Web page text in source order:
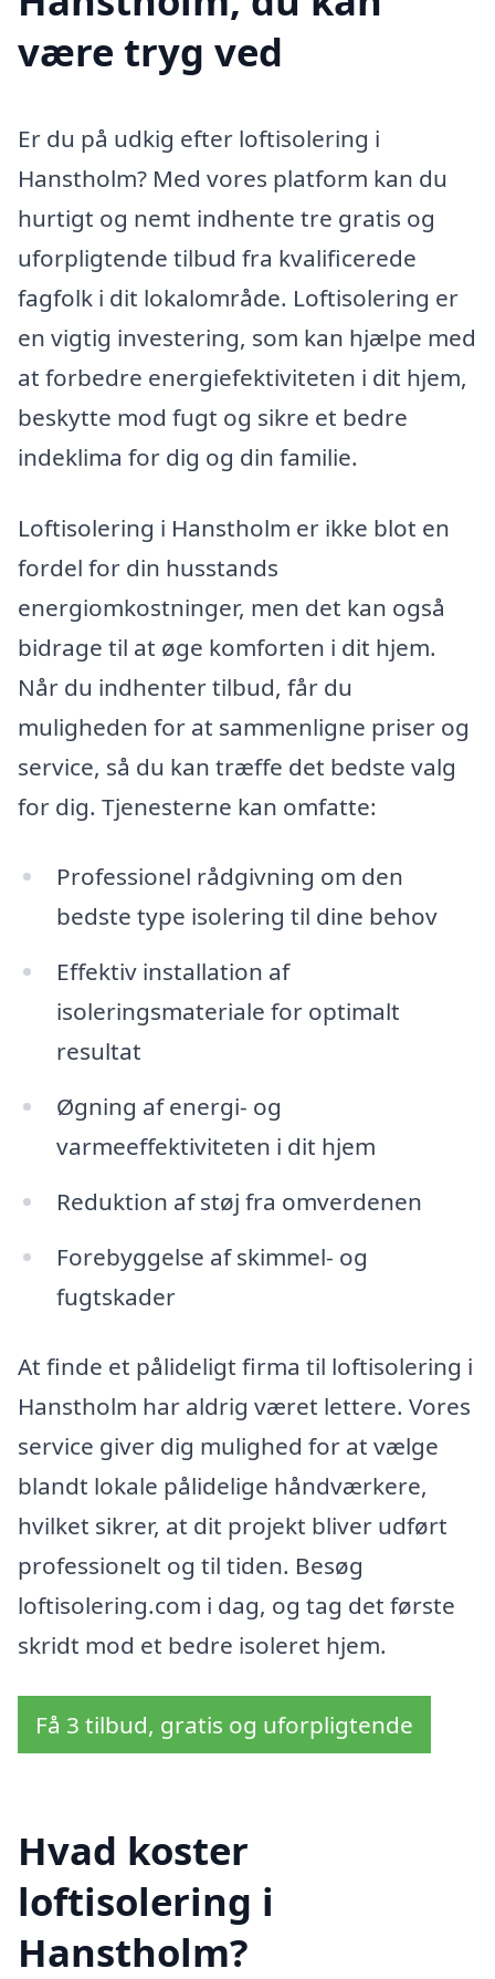
være tryg ved
Er du på udkig efter loftisolering i
Hanstholm? Med vores platform kan du
hurtigt og nemt indhente tre gratis og
uforpligtende tilbud fra kvalificerede
fagfolk i dit lokalområde. Loftisolering er
en vigtig investering, som kan hjælpe med
at forbedre energiefektiviteten i dit hjem,
beskytte mod fugt og sikre et bedre
indeklima for dig og din familie.
Loftisolering i Hanstholm er ikke blot en
fordel for din husstands
energiomkostninger, men det kan også
bidrage til at øge komforten i dit hjem.
Når du indhenter tilbud, får du
muligheden for at sammenligne priser og
service, så du kan træffe det bedste valg
for dig. Tjenesterne kan omfatte:
Professionel rådgivning om den
bedste type isolering til dine behov
Effektiv installation af
isoleringsmateriale for optimalt
resultat
Øgning af energi- og
varmeeffektiviteten i dit hjem
Reduktion af støj fra omverdenen
Forebyggelse af skimmel- og
fugtskader
At finde et pålideligt firma til loftisolering i
Hanstholm har aldrig været lettere. Vores
service giver dig mulighed for at vælge
blandt lokale pålidelige håndværkere,
hvilket sikrer, at dit projekt bliver udført
professionelt og til tiden. Besøg
loftisolering.com i dag, og tag det første
skridt mod et bedre isoleret hjem.
Få 3 tilbud, gratis og uforpligtende
Hvad koster
loftisolering i
Hanstholm?